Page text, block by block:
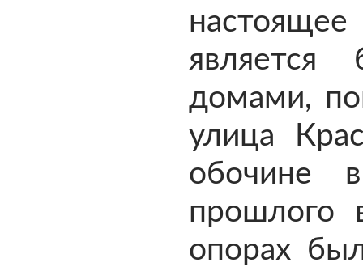
домами,
улица
обочине
прошлого
опорах